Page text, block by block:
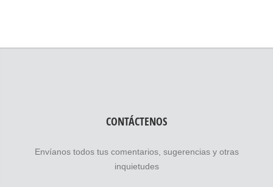
CONTÁCTENOS
Envíanos todos tus comentarios, sugerencias y otras
inquietudes